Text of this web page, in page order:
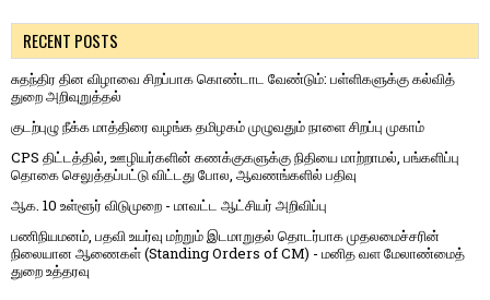
RECENT POSTS
சுதந்திர தின விழாவை சிறப்பாக கொண்டாட வேண்டும்: பள்ளிகளுக்கு கல்வித்
துறை அறிவுறுத்தல்
குடற்புழு நீக்க மாத்திரை வழங்க தமிழகம் முழுவதும் நாளை சிறப்பு முகாம்
CPS திட்டத்தில், ஊழியர்களின் கணக்குகளுக்கு நிதியை மாற்றாமல், பங்களிப்பு
தொகை செலுத்தப்பட்டு விட்டது போல, ஆவணங்களில் பதிவு
ஆக. 10 உள்ளூர் விடுமுறை - மாவட்ட ஆட்சியர் அறிவிப்பு
பணிநியமனம், பதவி உயர்வு மற்றும் இடமாறுதல் தொடர்பாக முதலமைச்சரின்
நிலையான ஆணைகள் (Standing Orders of CM) - மனித வள மேலாண்மைத்
துறை உத்தரவு